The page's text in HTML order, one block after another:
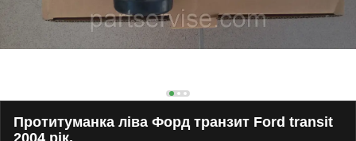
Протитуманка ліва Форд транзит Ford transit
2004 рік.